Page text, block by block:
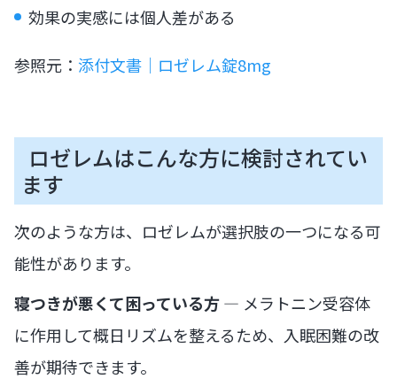
効果の実感には個人差がある
参照元： 添付文書｜ロゼレム錠8mg
ロゼレムはこんな方に検討されてい
ます
次のような方は、ロゼレムが選択肢の一つになる可
能性があります。
寝つきが悪くて困っている方— メラトニン受容体
に作用して概日リズムを整えるため、入眠困難の改
善が期待できます。